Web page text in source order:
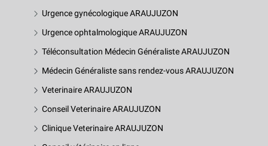
Urgence gynécologique ARAUJUZON
Urgence ophtalmologique ARAUJUZON
Téléconsultation Médecin Généraliste ARAUJUZON
Médecin Généraliste sans rendez-vous ARAUJUZON
Veterinaire ARAUJUZON
Conseil Veterinaire ARAUJUZON
Clinique Veterinaire ARAUJUZON